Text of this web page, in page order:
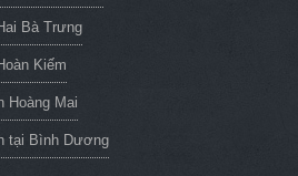
Bà Trưng
Kiếm
Hoàng Mai
tại Bình Dương